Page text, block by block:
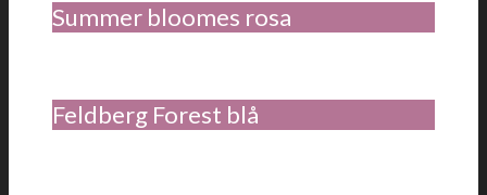
Summer bloomes rosa
Feldberg Forest blå